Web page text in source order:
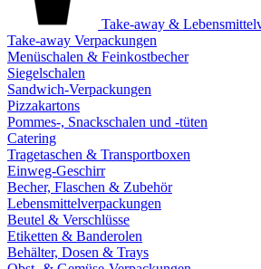
Take-away &
Take-away Verpackungen
Menüschalen & Feinkostbecher
Siegelschalen
Sandwich-Verpackungen
Pizzakartons
Pommes-, Snackschalen und -tüten
Catering
Tragetaschen & Transportboxen
Einweg-Geschirr
Becher, Flaschen & Zubehör
Lebensmittelverpackungen
Beutel & Verschlüsse
Etiketten & Banderolen
Behälter, Dosen & Trays